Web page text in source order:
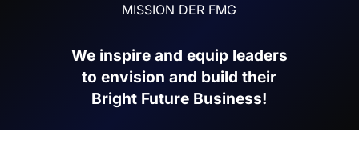
MISSION DER FMG
We inspire and equip leaders
to envision and build their
Bright Future Business!